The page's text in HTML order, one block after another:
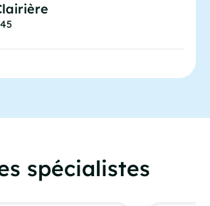
spécialistes